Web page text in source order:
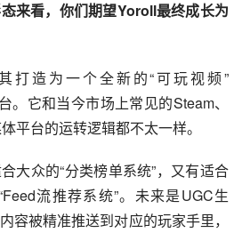
来看，你们期望Yoroll最终成长为
打造为一个全新的“可玩视频”
。它和当今市场上常见的Steam、
平台的运转逻辑都不太一样。
大众的“分类榜单系统”，又有适合
流推荐系统”。未来是UGC生
容被精准推送到对应的玩家手里，